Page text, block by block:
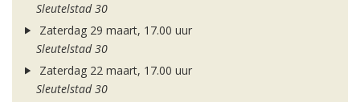
Sleutelstad 30
Zaterdag 29 maart, 17.00 uur
Sleutelstad 30
Zaterdag 22 maart, 17.00 uur
Sleutelstad 30